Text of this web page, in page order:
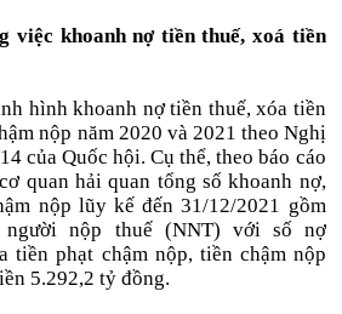
việc khoanh nợ tiền thuế, xoá tiền
hình khoanh nợ tiền thuế, xóa tiền
nộp năm 2020 và 2021 theo Nghị
của Quốc hội. Cụ thể, theo báo cáo
quan hải quan tổng số khoanh nợ,
nộp lũy kế đến 31/12/2021 gồm
người nộp thuế (NNT) với số nợ
tiền phạt chậm nộp, tiền chậm nộp
5.292,2 tỷ đồng.